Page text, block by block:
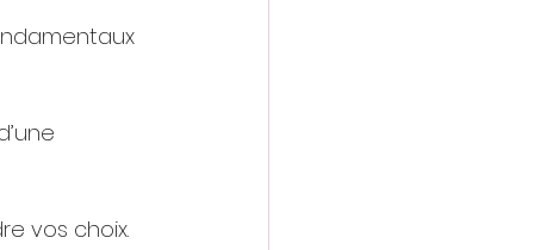
vos choix.